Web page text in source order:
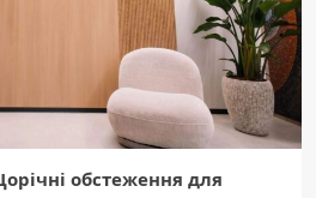
обстеження для